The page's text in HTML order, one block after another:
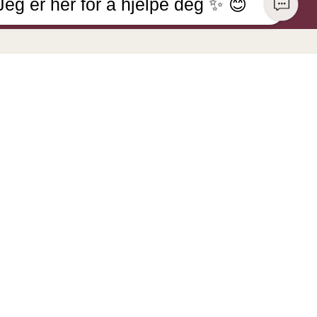
er her for å hjelpe deg ✨ 😊